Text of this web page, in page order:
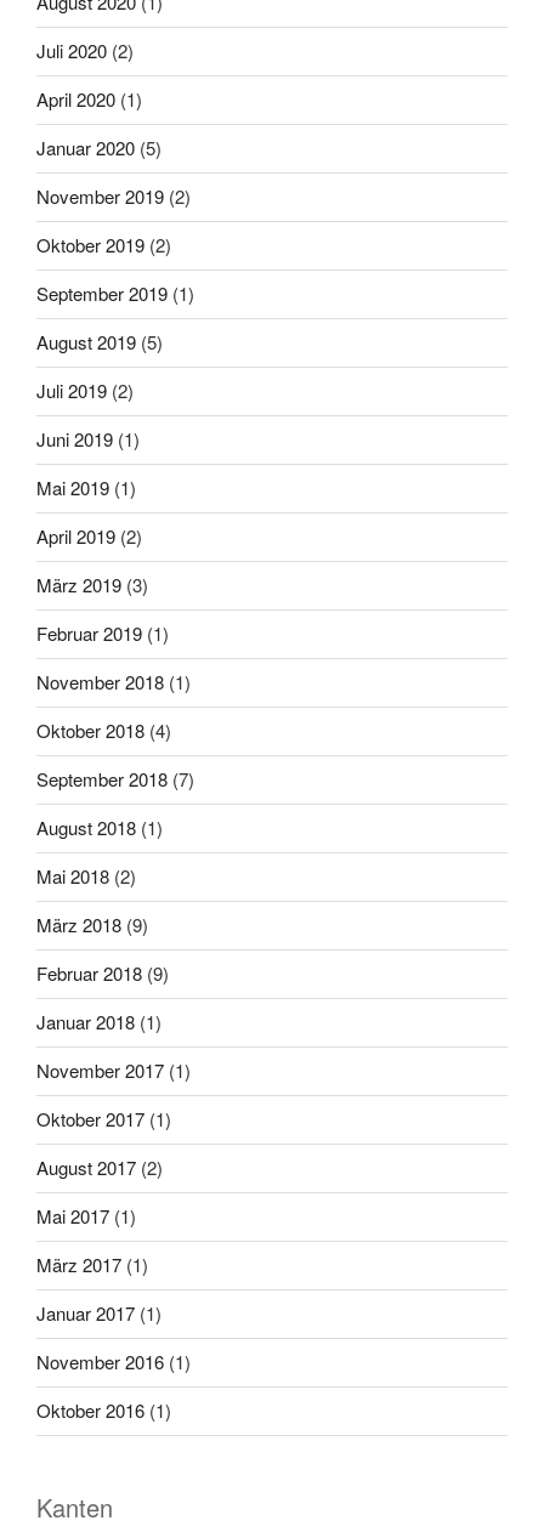
Juli 2020 (2)
April 2020 (1)
Januar 2020 (5)
November 2019 (2)
Oktober 2019 (2)
September 2019 (1)
August 2019 (5)
Juli 2019 (2)
Juni 2019 (1)
Mai 2019 (1)
April 2019 (2)
März 2019 (3)
Februar 2019 (1)
November 2018 (1)
Oktober 2018 (4)
September 2018 (7)
August 2018 (1)
Mai 2018 (2)
März 2018 (9)
Februar 2018 (9)
Januar 2018 (1)
November 2017 (1)
Oktober 2017 (1)
August 2017 (2)
Mai 2017 (1)
März 2017 (1)
Januar 2017 (1)
November 2016 (1)
Oktober 2016 (1)
Kanten